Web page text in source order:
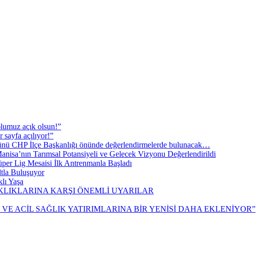
açık olsun!”
sayfa açılıyor!”
CHP İlçe Başkanlığı önünde değerlendirmelerde bulunacak…
Tarımsal Potansiyeli ve Gelecek Vizyonu Değerlendirildi
Lig Mesaisi İlk Antrenmanla Başladı
Buluşuyor
Yaşa
KARŞI ÖNEMLİ UYARILAR
ACİL SAĞLIK YATIRIMLARINA BİR YENİSİ DAHA EKLENİYOR”